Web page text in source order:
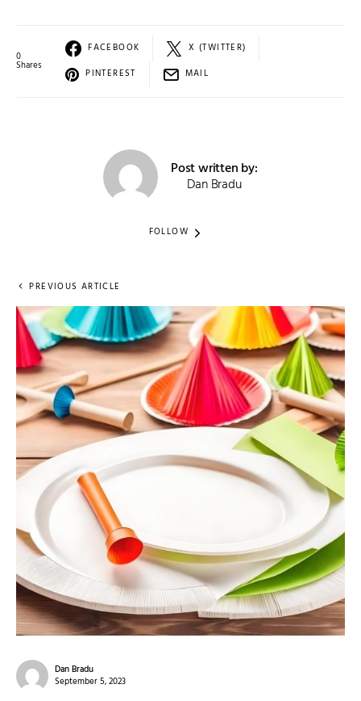
0
Shares
FACEBOOK
X (TWITTER)
PINTEREST
MAIL
Post written by:
Dan Bradu
FOLLOW
PREVIOUS ARTICLE
Dan Bradu
September 5, 2023